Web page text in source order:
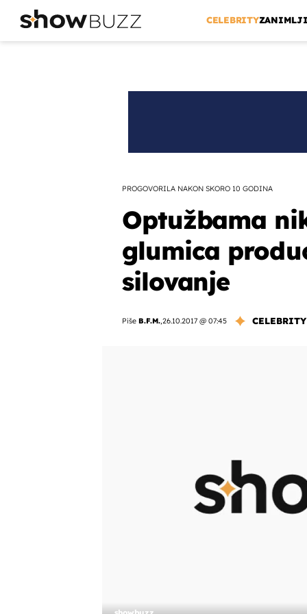
CELEBRITY
PROGOVORILA NAKON SKORO 10 GODINA
Optužbama
glumica
silovanje
Piše B.F.M.,26.10.2017 @ 07:45 CELEBRITY